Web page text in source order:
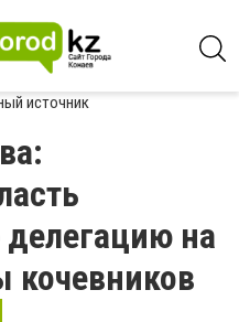
источник
на